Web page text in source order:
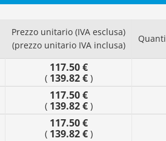
Prezzo unitario (IVA esclusa)
(prezzo unitario IVA inclusa)
117.50 €
( 139.82 €)
117.50 €
( 139.82 €)
117.50 €
( 139.82 €)